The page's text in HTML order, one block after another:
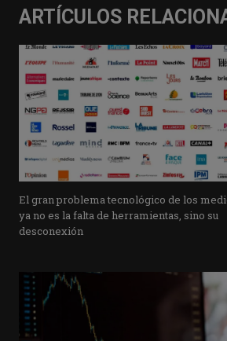
ARTÍCULOS
El gran problema tecnológico de los
ya no es la falta de herramientas, sino su
desconexión